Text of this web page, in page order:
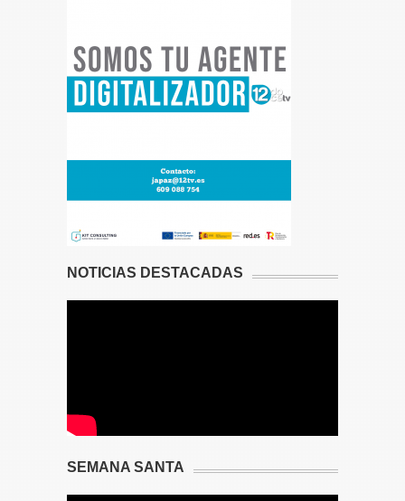
NOTICIAS DESTACADAS
SEMANA SANTA